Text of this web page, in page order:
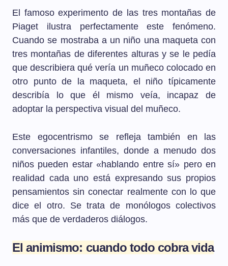
El famoso experimento de las tres montañas de
Piaget ilustra perfectamente este fenómeno.
Cuando se mostraba a un niño una maqueta con
tres montañas de diferentes alturas y se le pedía
que describiera qué vería un muñeco colocado en
otro punto de la maqueta, el niño típicamente
describía lo que él mismo veía, incapaz de
adoptar la perspectiva visual del muñeco.
Este egocentrismo se refleja también en las
conversaciones infantiles, donde a menudo dos
niños pueden estar «hablando entre sí» pero en
realidad cada uno está expresando sus propios
pensamientos sin conectar realmente con lo que
dice el otro. Se trata de monólogos colectivos
más que de verdaderos diálogos.
El animismo: cuando todo cobra vida